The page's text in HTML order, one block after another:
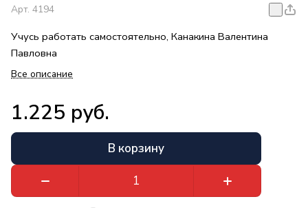
Арт. 4194
Учусь работать самостоятельно, Канакина Валентина
Павловна
Все описание
1.225 руб.
В корзину